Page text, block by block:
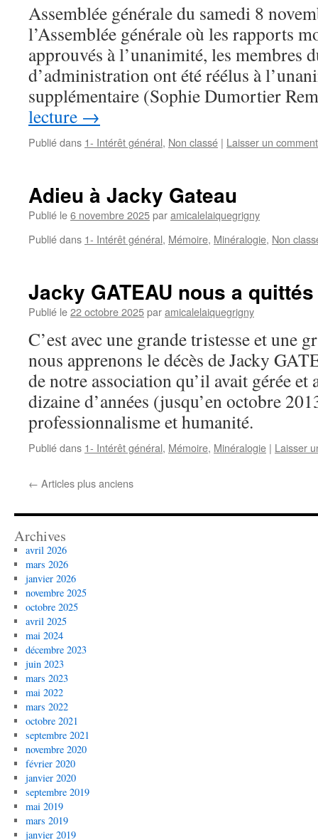
Assemblée générale du samedi 8
l’Assemblée générale où les rapports
approuvés à l’unanimité, les membres
d’administration ont été réélus à
supplémentaire (Sophie Dumortier
lecture →
Publié dans 1- Intérêt général, Non classé | Laisser un
Adieu à Jacky Gateau
Publié le6 novembre 2025paramicalelaiquegrigny
Publié dans 1- Intérêt général, Mémoire, Minéralogie, Non
Jacky GATEAU nous a quittés
Publié le22 octobre 2025paramicalelaiquegrigny
C’est avec une grande tristesse et une
nous apprenons le décès de Jacky
de notre association qu’il avait gérée et
dizaine d’années (jusqu’en octobre
professionnalisme et humanité.
Publié dans 1- Intérêt général, Mémoire, Minéralogie | Laisser
← Articles plus anciens
Archives
avril 2026
mars 2026
janvier 2026
novembre 2025
octobre 2025
avril 2025
mai 2024
décembre 2023
juin 2023
mars 2023
mai 2022
mars 2022
octobre 2021
septembre 2021
novembre 2020
février 2020
janvier 2020
septembre 2019
mai 2019
mars 2019
janvier 2019